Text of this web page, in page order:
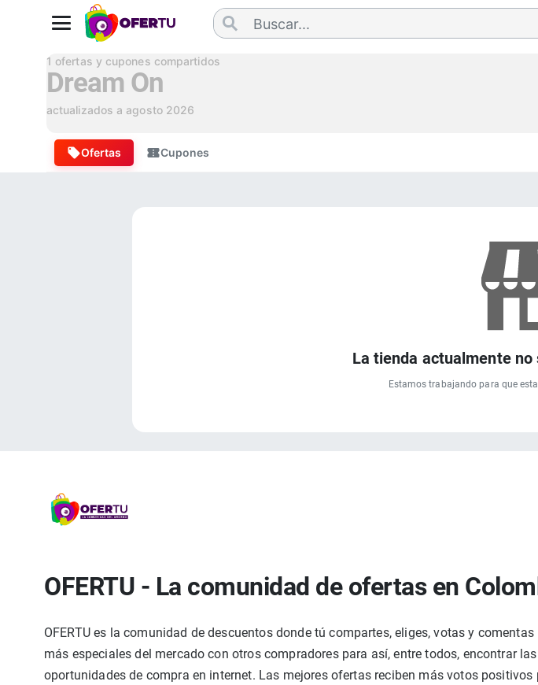
1 ofertas y cupones compartidos
Dream On
actualizados a agosto 2026
Ofertas Cupones
La tienda actualmente
Estamos trabajando para que
OFERTU - La comunidad de ofertas en
OFERTU es la comunidad de descuentos donde tú compartes, eliges, votas y
más especiales del mercado con otros compradores para así, entre todos, encontrar
oportunidades de compra en internet. Las mejores ofertas reciben más votos positivos